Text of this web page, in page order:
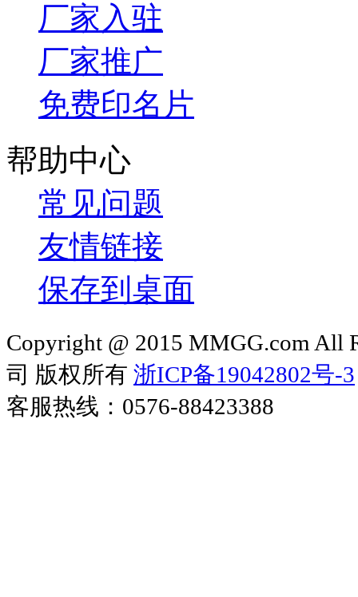
厂家入驻
厂家推广
免费印名片
帮助中心
常见问题
友情链接
保存到桌面
Copyright @ 2015 MMGG.com All
司 版权所有 浙ICP备19042802号-3
客服热线：0576-88423388